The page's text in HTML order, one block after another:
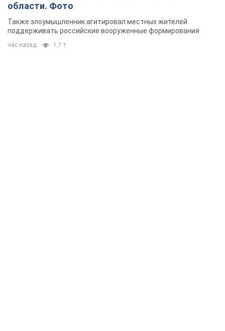
области. Фото
Также злоумышленник агитировал местных жителей
поддерживать российские вооруженные формирования
час назад 1,1 т.